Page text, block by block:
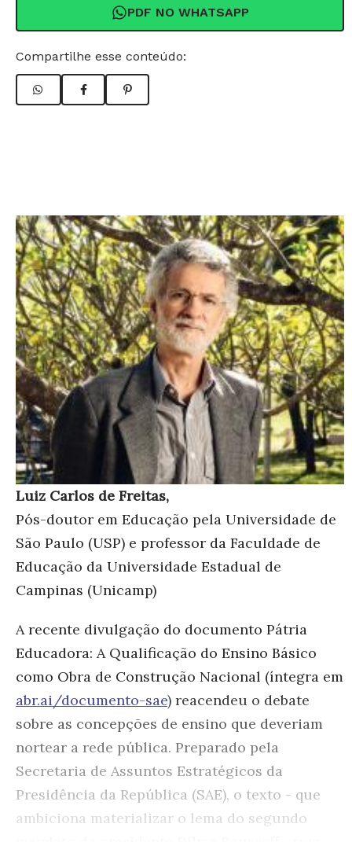
PDF NO WHATSAPP
Compartilhe esse conteúdo:
Luiz Carlos de Freitas,
Pós-doutor em Educação pela Universidade de
São Paulo (USP) e professor da Faculdade de
Educação da Universidade Estadual de
Campinas (Unicamp)
A recente divulgação do documento Pátria
Educadora: A Qualificação do Ensino Básico
como Obra de Construção Nacional (íntegra em
abr.ai/documento-sae) reacendeu o debate
sobre as concepções de ensino que deveriam
nortear a rede pública. Preparado pela
Secretaria de Assuntos Estratégicos da
Presidência da República (SAE), o texto - que
ambiciona materializar o lema do segundo